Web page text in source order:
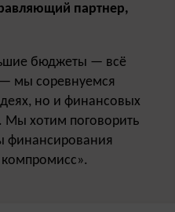
партнер,
бюджеты — всё
мы соревнуемся
но и финансовых
хотим поговорить
финансирования